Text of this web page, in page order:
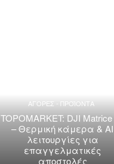
ΑΓΟΡΕΣ - ΠΡΟΪΟΝΤΑ
TOPOMARKET: DJI
– Θερμική κάμερα & AI
λειτουργίες για
επαγγελματικές
αποστολές